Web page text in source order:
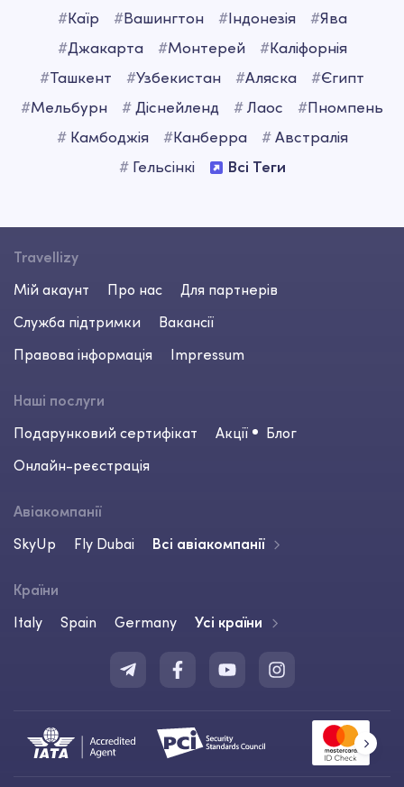
#Каїр #Вашингтон #Iндонезія #Ява
#Джакарта #Монтерей #Каліфорнія
#Ташкент #Узбекистан #Аляска #Єгипт
#Мельбурн #Діснейленд #Лаос #Пномпень
#Камбоджія #Канберра #Австралія
#Гельсінкі Всі Теги
Travellizy
Мій акаунт
Про нас
Для партнерів
Служба підтримки
Вакансії
Правова інформація
Impressum
Наші послуги
Подарунковий сертифікат
Акції
Блог
Онлайн-реєстрація
Авіакомпанії
SkyUp
Fly Dubai Всі авіакомпанії
Країни
Italy
Spain Germany Усі країни